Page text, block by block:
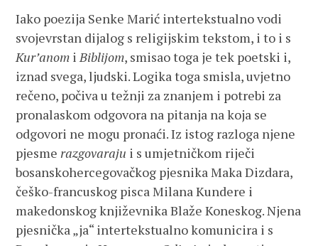
Iako poezija Senke Marić intertekstualno vodi
svojevrstan dijalog s religijskim tekstom, i to i s
Kur’anom iBiblijom, smisao toga je tek poetski i,
iznad svega, ljudski. Logika toga smisla, uvjetno
rečeno, počiva u težnji za znanjem i potrebi za
pronalaskom odgovora na pitanja na koja se
odgovori ne mogu pronaći. Iz istog razloga njene
pjesme razgovaraju i s umjetničkom riječi
bosanskohercegovačkog pjesnika Maka Dizdara,
češko-francuskog pisca Milana Kundere i
makedonskog književnika Blaže Koneskog. Njena
pjesnička „ja“ intertekstualno komunicira i s